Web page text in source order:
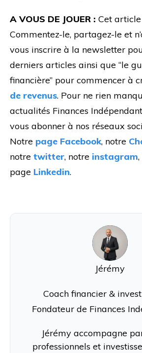
A VOUS DE JOUER : Cet
Commentez-le, partagez-le et
vous inscrire à la newsletter
derniers articles ainsi que “le
financière” pour commencer à
de revenus. Pour ne rien
actualités Finances
vous abonner à nos réseaux
Notre page Facebook, notre
notre twitter, notre instagram
page Linkedin.
J
Jérémy
Coach financier &
Fondateur de Finances
Jérémy accompagne
professionnels et